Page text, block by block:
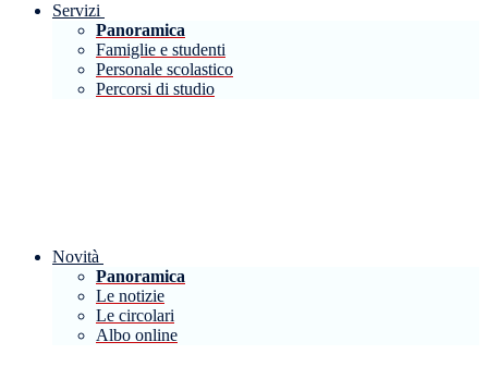
Servizi
Panoramica
Famiglie e studenti
Personale scolastico
Percorsi di studio
Novità
Panoramica
Le notizie
Le circolari
Albo online